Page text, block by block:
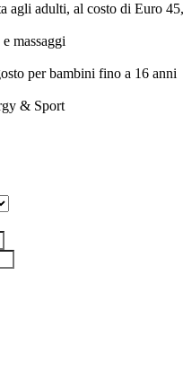
agli adulti, al costo di Euro
massaggi
per bambini fino a 16 anni
& Sport